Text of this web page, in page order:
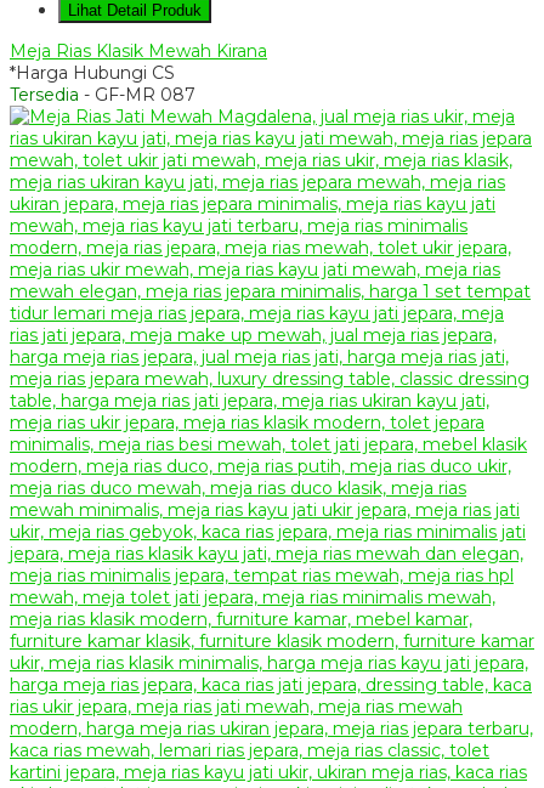
Lihat Detail Produk
Meja Rias Klasik Mewah Kirana
*Harga Hubungi CS
Tersedia - GF-MR 087